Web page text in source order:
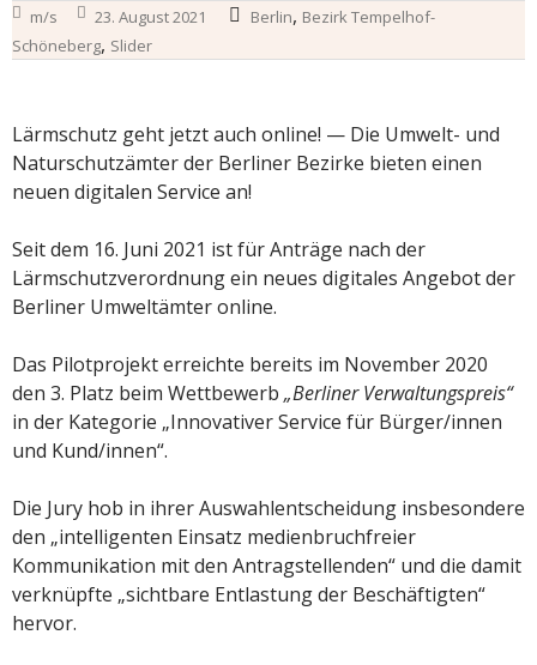
m/s 23. August 2021 Berlin, Bezirk Tempelhof-
Schöneberg, Slider
Lärmschutz geht jetzt auch online! — Die Umwelt- und
Naturschutzämter der Berliner Bezirke bieten einen
neuen digitalen Service an!
Seit dem 16. Juni 2021 ist für Anträge nach der
Lärmschutzverordnung ein neues digitales Angebot der
Berliner Umweltämter online.
Das Pilotprojekt erreichte bereits im November 2020
den 3. Platz beim Wettbewerb „Berliner Verwaltungspreis“
in der Kategorie „Innovativer Service für Bürger/innen
und Kund/innen“.
Die Jury hob in ihrer Auswahlentscheidung insbesondere
den „intelligenten Einsatz medienbruchfreier
Kommunikation mit den Antragstellenden“ und die damit
verknüpfte „sichtbare Entlastung der Beschäftigten“
hervor.